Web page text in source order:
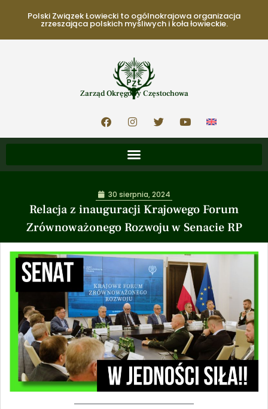
Polski Związek Łowiecki to ogólnokrajowa organizacja
zrzeszająca polskich myśliwych i koła łowieckie.
Zarząd Okręgowy Częstochowa
Relacja z inauguracji Krajowego Forum
Zrównoważonego Rozwoju w Senacie RP
30 sierpnia, 2024